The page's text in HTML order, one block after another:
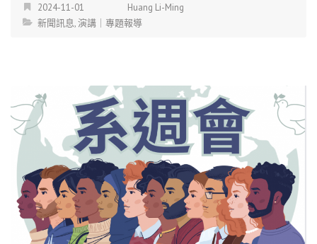
2024-11-01
Huang Li-Ming
新聞訊息,演講｜專題報導